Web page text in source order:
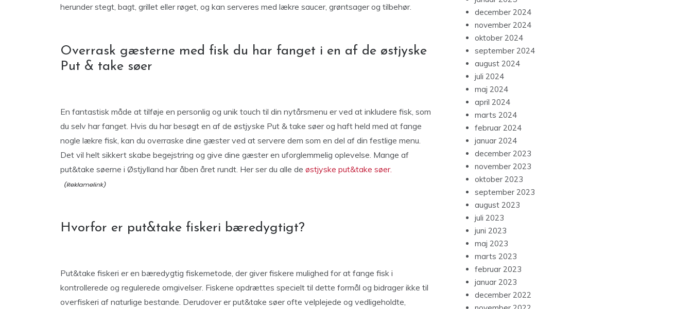
herunder stegt, bagt, grillet eller røget, og kan serveres med lækre saucer, grøntsager og tilbehør.
Overrask gæsterne med fisk du har fanget i en af de østjyske
Put & take søer
En fantastisk måde at tilføje en personlig og unik touch til din nytårsmenu er ved at inkludere fisk, som
du selv har fanget. Hvis du har besøgt en af de østjyske Put & take søer og haft held med at fange
nogle lækre fisk, kan du overraske dine gæster ved at servere dem som en del af din festlige menu.
Det vil helt sikkert skabe begejstring og give dine gæster en uforglemmelig oplevelse. Mange af
put&take søerne i Østjylland har åben året rundt. Her ser du alle de østjyske put&take søer.
Hvorfor er put&take fiskeri bæredygtigt?
Put&take fiskeri er en bæredygtig fiskemetode, der giver fiskere mulighed for at fange fisk i
kontrollerede og regulerede omgivelser. Fiskene opdrættes specielt til dette formål og bidrager ikke til
overfiskeri af naturlige bestande. Derudover er put&take søer ofte velplejede og vedligeholdte,
december 2024
november 2024
oktober 2024
september 2024
august 2024
juli 2024
maj 2024
april 2024
marts 2024
februar 2024
januar 2024
december 2023
november 2023
oktober 2023
september 2023
august 2023
juli 2023
juni 2023
maj 2023
marts 2023
februar 2023
januar 2023
december 2022